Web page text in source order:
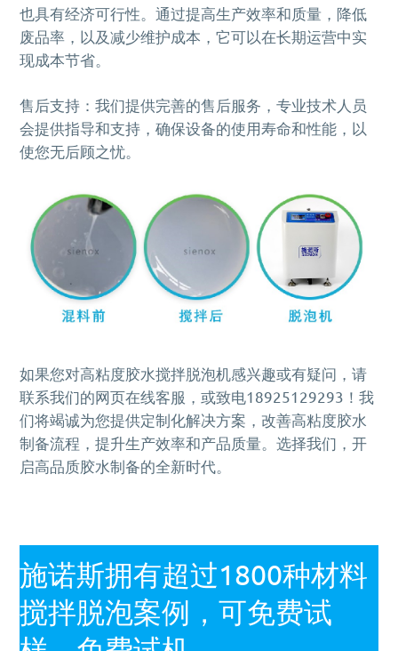
也具有经济可行性。通过提高生产效率和质量，降低
废品率，以及减少维护成本，它可以在长期运营中实
现成本节省。
售后支持：我们提供完善的售后服务，专业技术人员
会提供指导和支持，确保设备的使用寿命和性能，以
使您无后顾之忧。
如果您对高粘度胶水搅拌脱泡机感兴趣或有疑问，请
联系我们的网页在线客服，或致电18925129293！我
们将竭诚为您提供定制化解决方案，改善高粘度胶水
制备流程，提升生产效率和产品质量。选择我们，开
启高品质胶水制备的全新时代。
施诺斯拥有超过1800种材料
搅拌脱泡案例，可免费试